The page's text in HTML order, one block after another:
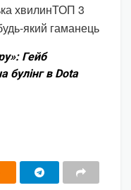
хвилинТОП 3
який гаманець
Гейб
булінг в Dota